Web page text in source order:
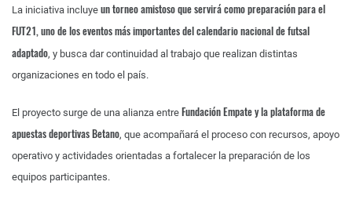
La iniciativa incluye un torneo amistoso que servirá como preparación para el
FUT21, uno de los eventos más importantes del calendario nacional de futsal
adaptado, y busca dar continuidad al trabajo que realizan distintas
organizaciones en todo el país.
El proyecto surge de una alianza entre Fundación Empate y la plataforma de
apuestas deportivas Betano, que acompañará el proceso con recursos, apoyo
operativo y actividades orientadas a fortalecer la preparación de los
equipos participantes.